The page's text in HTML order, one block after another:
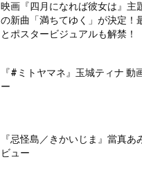
映画『四月になれば彼女は』主
の新曲「満ちてゆく」が決定！
とポスタービジュアルも解禁！
『#ミトヤマネ』玉城ティナ 動
ー
『忌怪島／きかいじま』當真あ
ビュー